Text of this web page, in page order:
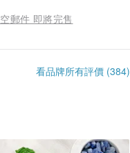
郵件 即將完售
看品牌所有評價 (384)